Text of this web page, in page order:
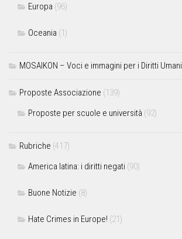
Europa (96)
Oceania (1)
MOSAIKON – Voci e immagini per i Diritti Umani
Proposte Associazione (139)
Proposte per scuole e università (92)
Rubriche (417)
America latina: i diritti negati (90)
Buone Notizie (8)
Hate Crimes in Europe! (21)